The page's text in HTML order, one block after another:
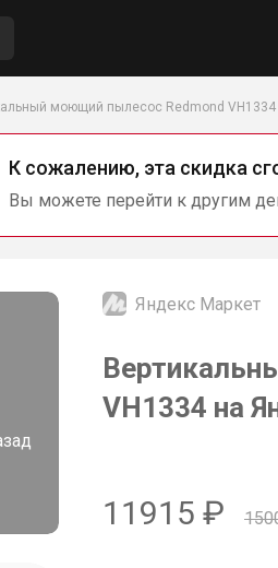
моющий пылесос Redmond VH1334
К сожалению, эта скидка
Вы можете перейти к другим
Яндекс Маркет
VH1334 на
11915 ₽